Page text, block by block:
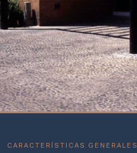
CARACTERÍSTICAS GENERALES